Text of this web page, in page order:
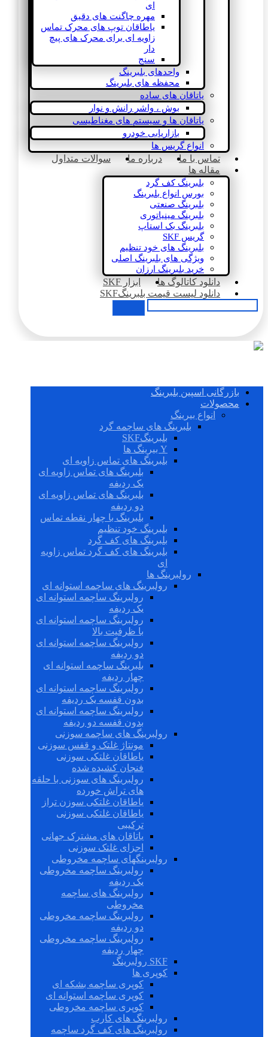
ای
مهره چاگنت های دقیق
یاطاقان توپ های محرک تماس
زاویه ای برای محرک های پیچ
دار
سنج
واحدهای بلبرینگ
محفظه های بلبرینگ
یاتاقان های ساده
بوش ، واشر رانش و نوار
یاتاقان ها و سیستم های مغناطیسی
بازاریابی خودرو
انواع گریس ها
تماس با ما درباره ما
سوالات متداول
مقاله ها
بلبرینگ کف گرد
بورس انواع بلبرینگ
بلبرینگ صنعتی
بلبرینگ مینیاتوری
بلبرینگ بک استاپ
گریس SKF
بلبرینگ های خود تنظیم
ویژگی های بلبرینگ اصلی
خرید بلبرینگ ارزان
دانلود کاتالوگ ها
ابزار SKF
دانلود لیست قیمت بلبرینگSKF
بازرگانی اسپین بلبرینگ
محصولات
انواع بیرینگ
بلبرینگ های ساچمه گرد
بلبرینگSKF
Y بیرینگ ها
بلبرینگ های تماس زاویه ای
بلبرینگ های تماس زاویه ای
یک ردیفه
بلبرینگ های تماس زاویه ای
دو ردیفه
بلبرینگ با چهار نقطه تماس
بلبرینگ خود تنظیم
بلبرینگ های کف گرد
بلبرینگ های کف گرد تماس زاویه
ای
رولبرینگ ها
رولبرینگ های ساچمه استوانه ای
رولبرینگ ساچمه استوانه ای
یک ردیفه
رولبرینگ ساچمه استوانه ای
با ظرفیت بالا
رولبرینگ ساچمه استوانه ای
دو ردیفه
بلبرینگ ساچمه استوانه ای
چهار ردیفه
رولبرینگ ساچمه استوانه ای
بدون قفسه یک ردیفه
رولبرینگ ساچمه استوانه ای
بدون قفسه دو ردیفه
رولبرینگ های ساچمه سوزنی
مونتاژ غلتک و قفس سوزنی
یاطاقان غلتکی سوزنی
فنجان کشیده شده
رولبرینگ های سوزنی با حلقه
های تراش خورده
یاطاقان غلتکی سوزن تراز
یاطاقان غلتکی سوزنی
ترکیبی
یاتاقان های مشترک جهانی
اجزای غلتک سوزنی
رولبرینگهای ساچمه مخروطی
رولبرینگ ساچمه مخروطی
یک ردیفه
رولبرینگ های ساچمه
مخروطی
رولبرینگ ساچمه مخروطی
دو ردیفه
رولبرینگ ساچمه مخروطی
چهار ردیفه
SKF رولبرینگ
کوپری ها
کوپری ساچمه بشکه ای
کوپری ساچمه استوانه ای
کوپری ساچمه مخروطی
رولبرینگ های کارب
رولبرینگ های کف گرد ساچمه